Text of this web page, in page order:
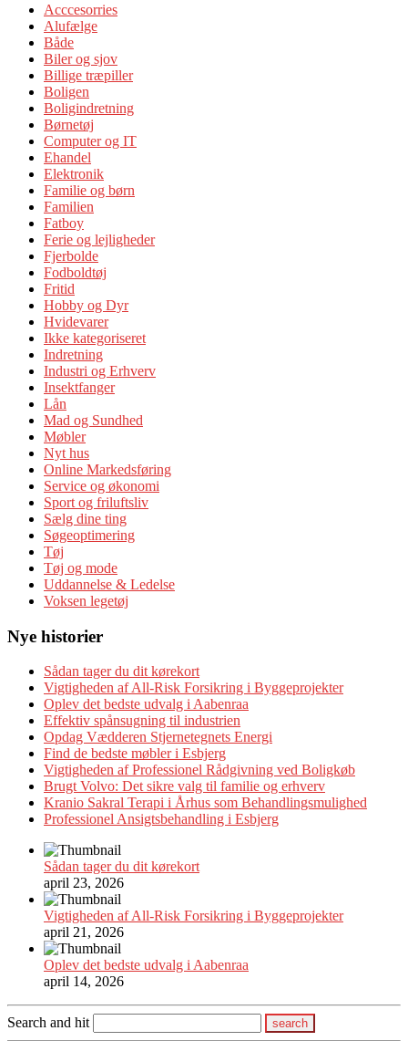
Acccesorries
Alufælge
Både
Biler og sjov
Billige træpiller
Boligen
Boligindretning
Børnetøj
Computer og IT
Ehandel
Elektronik
Familie og børn
Familien
Fatboy
Ferie og lejligheder
Fjerbolde
Fodboldtøj
Fritid
Hobby og Dyr
Hvidevarer
Ikke kategoriseret
Indretning
Industri og Erhverv
Insektfanger
Lån
Mad og Sundhed
Møbler
Nyt hus
Online Markedsføring
Service og økonomi
Sport og friluftsliv
Sælg dine ting
Søgeoptimering
Tøj
Tøj og mode
Uddannelse & Ledelse
Voksen legetøj
Nye historier
Sådan tager du dit kørekort
Vigtigheden af All-Risk Forsikring i Byggeprojekter
Oplev det bedste udvalg i Aabenraa
Effektiv spånsugning til industrien
Opdag Vædderen Stjernetegnets Energi
Find de bedste møbler i Esbjerg
Vigtigheden af Professionel Rådgivning ved Boligkøb
Brugt Volvo: Det sikre valg til familie og erhverv
Kranio Sakral Terapi i Århus som Behandlingsmulighed
Professionel Ansigtsbehandling i Esbjerg
Sådan tager du dit kørekort
april 23, 2026
Vigtigheden af All-Risk Forsikring i Byggeprojekter
april 21, 2026
Oplev det bedste udvalg i Aabenraa
april 14, 2026
Search and hit